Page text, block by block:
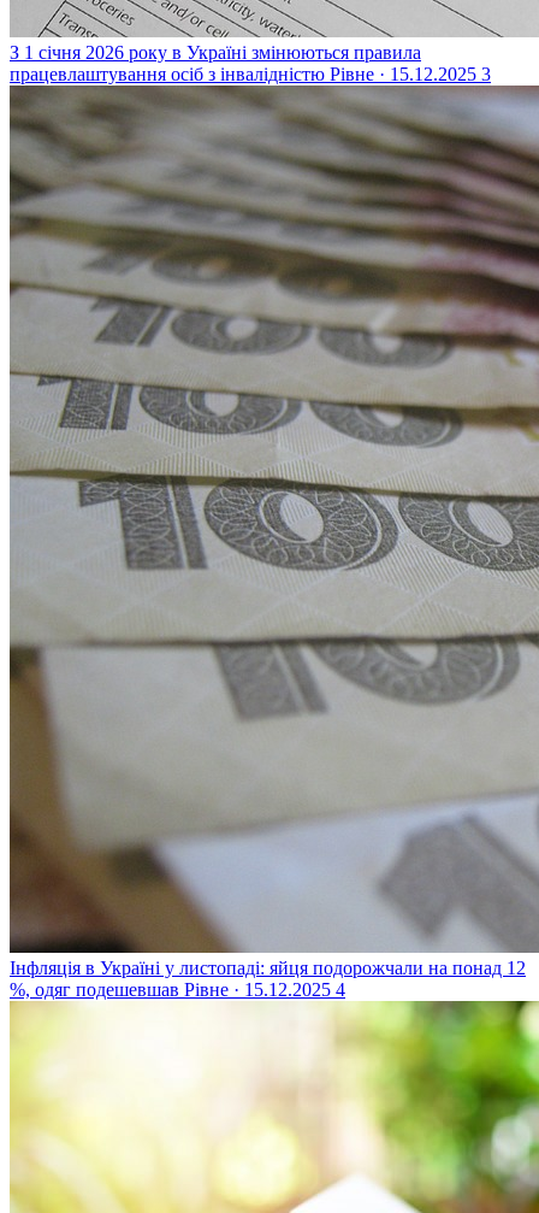
З 1 січня 2026 року в Україні змінюються правила
працевлаштування осіб з інвалідністю Рівне · 15.12.2025 3
Інфляція в Україні у листопаді: яйця подорожчали на понад 12
%, одяг подешевшав Рівне · 15.12.2025 4